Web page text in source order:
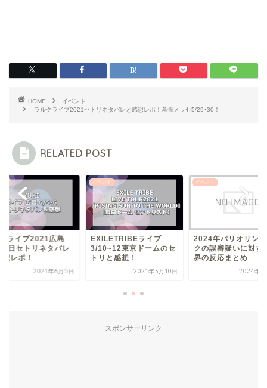
HOME
イベント
ラルクライブ2021セトリネタバレと感想レポ！幕張メッセ5/29･30！
RELATED POST
ライブ2021広島
6日セトリネタバレ
想レポ！
2021年6月5日
イベント
EXILETRIBEライブ
3/10~12東京ドームのセ
トリと感想！
2021年3月10日
イベント
2024年パリオリン
クの誤審疑いに対す
界の反応まとめ
2024年8
スポンサーリンク